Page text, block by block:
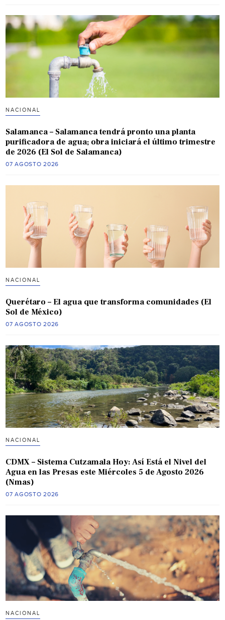
NACIONAL
Salamanca – Salamanca tendrá pronto una planta
purificadora de agua; obra iniciará el último trimestre
de 2026 (El Sol de Salamanca)
07 AGOSTO 2026
NACIONAL
Querétaro – El agua que transforma comunidades (El
Sol de México)
07 AGOSTO 2026
NACIONAL
CDMX – Sistema Cutzamala Hoy: Así Está el Nivel del
Agua en las Presas este Miércoles 5 de Agosto 2026
(Nmas)
07 AGOSTO 2026
NACIONAL